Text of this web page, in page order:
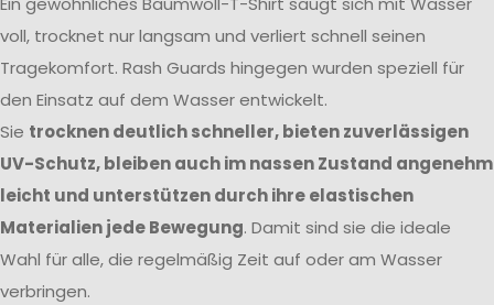
voll, trocknet nur langsam und verliert schnell seinen
Tragekomfort. Rash Guards hingegen wurden speziell für
den Einsatz auf dem Wasser entwickelt.
Sie trocknen deutlich schneller, bieten zuverlässigen
UV-Schutz, bleiben auch im nassen Zustand angenehm
leicht und unterstützen durch ihre elastischen
Materialien jede Bewegung. Damit sind sie die ideale
Wahl für alle, die regelmäßig Zeit auf oder am Wasser
verbringen.